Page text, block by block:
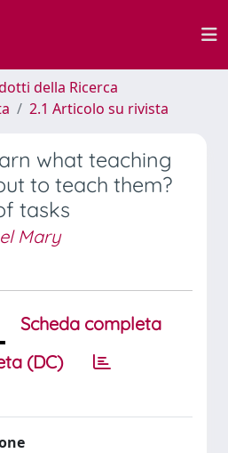
della Ricerca
2.1 Articolo su rivista
what teaching
to teach them?
tasks
Mary
Scheda completa
(DC)